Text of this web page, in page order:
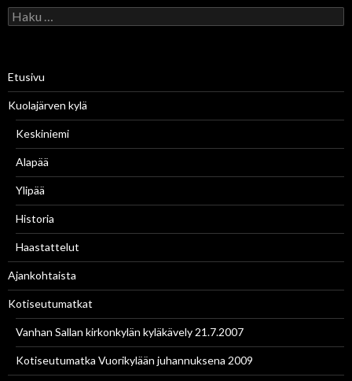
H
a
:Etusivu
Kuolajärven kylä
Keskiniemi
Alapää
Ylipää
Historia
Haastattelut
Ajankohtaista
Kotiseutumatkat
Vanhan Sallan kirkonkylän kyläkävely 21.7.2007
Kotiseutumatka Vuorikylään juhannuksena 2009